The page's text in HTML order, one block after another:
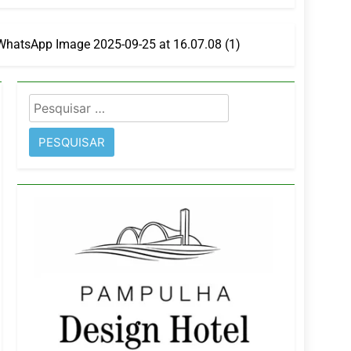
e fortalece infraestrutura
Image 2025-09-25 at 16.07.08 (1)
Pesquisar
por: